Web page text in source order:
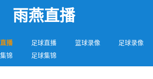
雨燕直播
播 足球直播 篮球录像
足球录像
锦 足球集锦